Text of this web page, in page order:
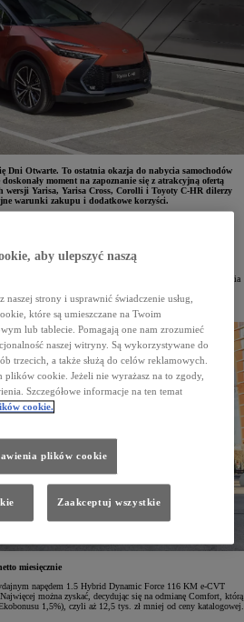
Dni Otwarte. To ostatnia okazja do nabycia samochodów
moment na zapoznanie się z atrakcyjną ofertą
wersji Yarisa, Yarisa Cross, Corolli i Toyoty C-HR dilerzy
warunki zakupu i dodatkowe korzyści.
zapraszają na Dni Otwarte. W tym czasie można będzie
się jedynie do ostatnich egzemplarzy wybranych modeli
gamę samochodów z 2025 roku produkcji, w tym
i oszczędnymi napędami hybrydowymi.
na nowy mogą też liczyć na Ekobonus w wysokości
na akcesoria dodatkowe oraz atrakcyjne warunki finansowania
dostępne są tylko w trakcie trwania Dni Otwartych.
miesięcznie
napędem 1.5 Hybrid Dynamic Force 116 KM e-CVT
można zyskać, decydując się na odmianę Comfort, którą
1,5%), czyli aż 12,5 tys. zł mniej od ceny katalogowej.
aby ulepszyć naszą
naszej strony i usprawnić świadczenie usług,
które są umieszczane na Twoim
lub tablecie. Pomagają one nam zrozumieć
naszej witryny. Są wykorzystywane do
trzecich, a także służą do celów reklamowych.
plików cookie. Jeżeli nie wyrażasz na to zgody,
Szczegółowe informacje na ten temat
cookie.
plików cookie
Zaakceptuj wszystkie